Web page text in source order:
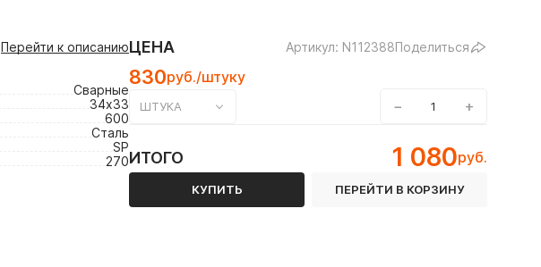
Перейти к описанию
Сварные
34х33
600
Сталь
SP
270
ЦЕНА Артикул: N112388Поделиться
830руб./штуку
ШТУКА − +
ИТОГО 1 080руб.
КУПИТЬ ПЕРЕЙТИ В КОРЗИНУ